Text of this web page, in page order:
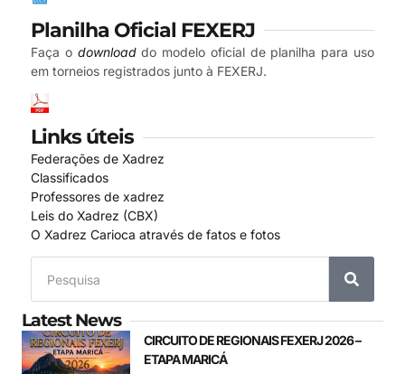
Planilha Oficial FEXERJ
Faça o downloaddo modelo oficial de planilha para uso
em torneios registrados junto à FEXERJ.
Links úteis
Federações de Xadrez
Classificados
Professores de xadrez
Leis do Xadrez (CBX)
O Xadrez Carioca através de fatos e fotos
Latest News
CIRCUITO DE REGIONAIS FEXERJ 2026 –
ETAPA MARICÁ